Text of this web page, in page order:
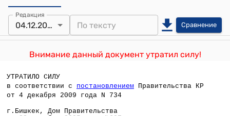
Редакция
04.12.2009 Сравнение
Внимание данный документ утратил силу!